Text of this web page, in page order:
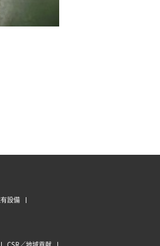
設備
CSR／地域貢献